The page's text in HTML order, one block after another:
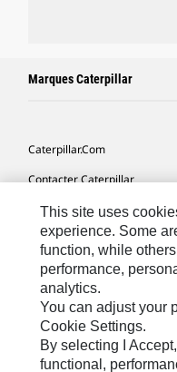
Marques Caterpillar
Caterpillar.com
Contacter Caterpillar
Mes Préférences Marketing
Plan Du Site
Cookie Settings
Légales
Confidentialité
This site uses
experience. Some
function, while
performance,
analytics.
You can adjust your
Cookie Settings.
By selecting I
functional,